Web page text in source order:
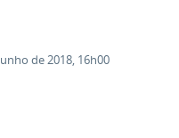
de 2018, 16h00